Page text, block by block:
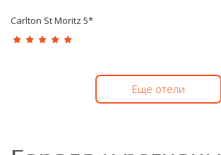
Carlton St Moritz 5*
Еще отели